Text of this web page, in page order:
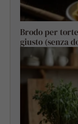
Brodo per
giusto (senza